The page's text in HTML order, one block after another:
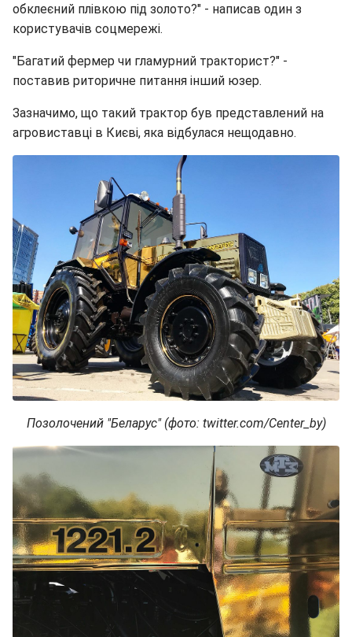
обклеєний плівкою під золото?" - написав один з
користувачів соцмережі.
"Багатий фермер чи гламурний тракторист?" -
поставив риторичне питання інший юзер.
Зазначимо, що такий трактор був представлений на
агровиставці в Києві, яка відбулася нещодавно.
Позолочений "Беларус" (фото: twitter.com/Center_by)